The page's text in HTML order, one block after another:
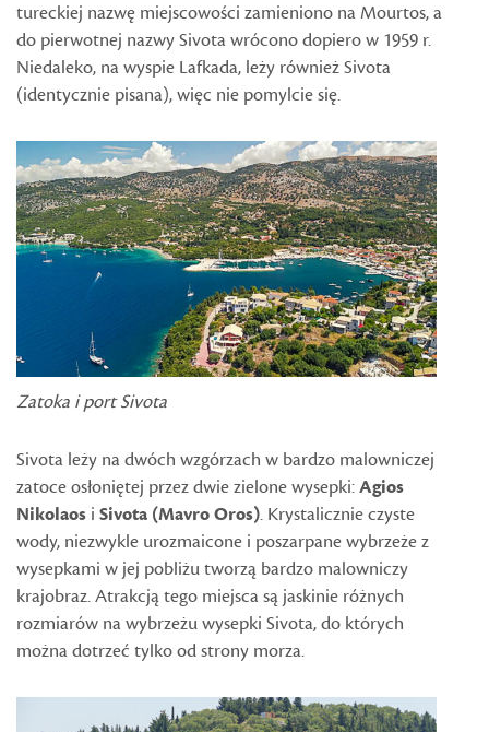
tureckiej nazwę miejscowości zamieniono na Mourtos, a
do pierwotnej nazwy Sivota wrócono dopiero w 1959 r.
Niedaleko, na wyspie Lafkada, leży również Sivota
(identycznie pisana), więc nie pomylcie się.
Zatoka i port Sivota
Sivota leży na dwóch wzgórzach w bardzo malowniczej
zatoce osłoniętej przez dwie zielone wysepki:Agios
Nikolaos i Sivota (Mavro Oros). Krystalicznie czyste
wody, niezwykle urozmaicone i poszarpane wybrzeże z
wysepkami w jej pobliżu tworzą bardzo malowniczy
krajobraz. Atrakcją tego miejsca są jaskinie różnych
rozmiarów na wybrzeżu wysepki Sivota, do których
można dotrzeć tylko od strony morza.